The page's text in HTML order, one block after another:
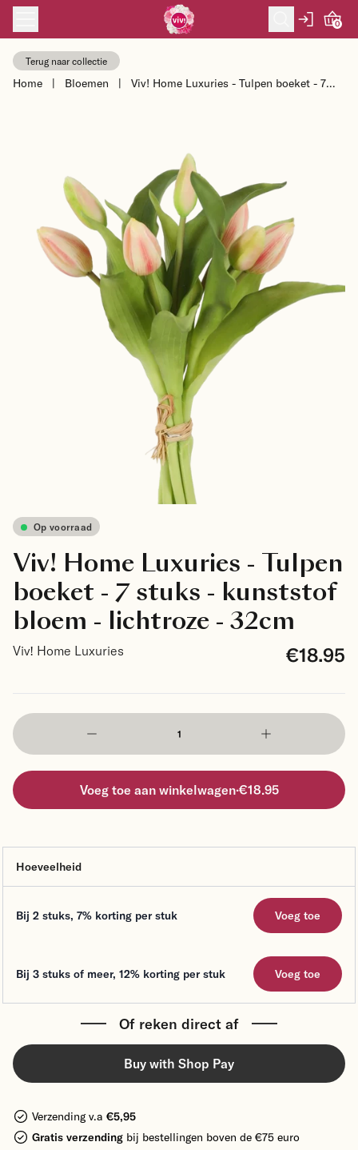
Skip to content
0
Terug naar collectie
Home | Bloemen |
Viv! Home Luxuries - Tulpen boeket - 7
Op voorraad
Viv! Home Luxuries - Tulpen
boeket - 7 stuks - kunststof
bloem - lichtroze - 32cm
Viv! Home Luxuries €18.95
Voeg toe aan winkelwagen·€18.95
Hoeveelheid
Bij 2 stuks, 7% korting per stuk Voeg toe
Bij 3 stuks of meer, 12% korting per stuk Voeg toe
Of reken direct af
Buy with Shop Pay
Verzending v.a €5,95
Gratis verzending bij bestellingen boven de €75 euro